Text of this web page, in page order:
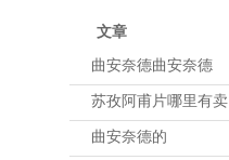
文章
曲安奈德曲安奈德
苏孜阿甫片哪里有卖
曲安奈德的